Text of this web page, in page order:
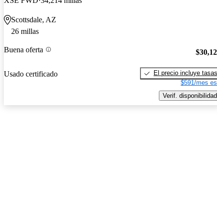
Scottsdale, AZ
26 millas
Buena oferta
Usado certificado
El precio incluye tasas
$591/mes
Verif. disponibilidad